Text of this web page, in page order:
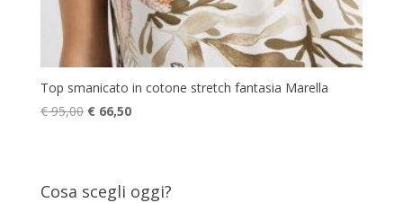
Top smanicato in cotone stretch fantasia Marella
€95,00 Il
€ 95,00.
€66,50Il
€ 66,50.
Cosa scegli oggi?